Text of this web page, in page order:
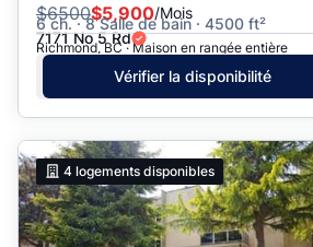
$6500$5,900/Mois
6 ch. · 8 Salle de bain · 4500 ft²
7171 No 5 Rd
Richmond, BC · Maison en rangée entière
Vérifier la disponibilité
4 logements disponibles